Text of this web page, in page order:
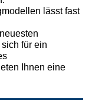
lässt fast
für ein
Ihnen eine